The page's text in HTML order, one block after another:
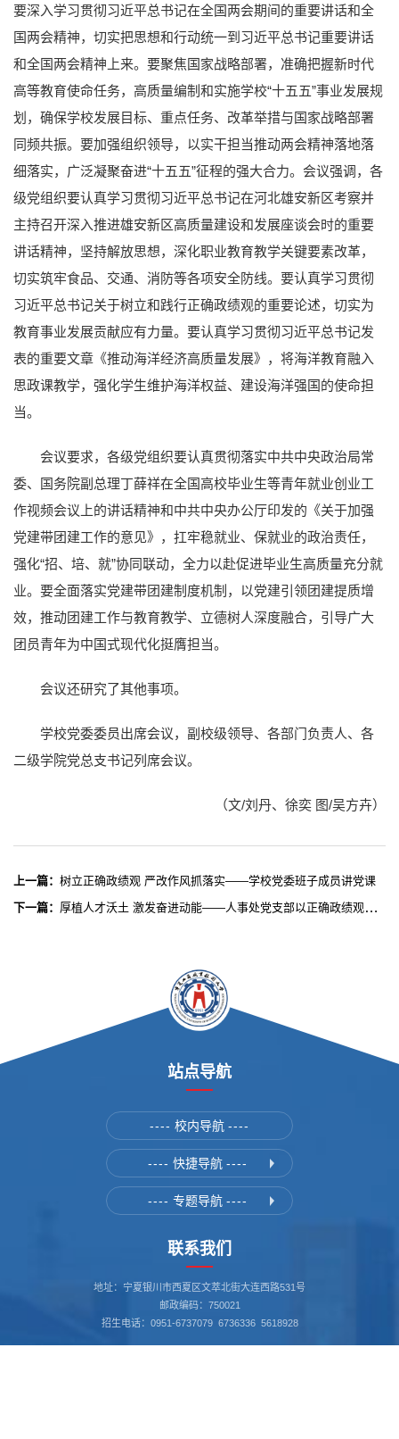
要深入学习贯彻习近平总书记在全国两会期间的重要讲话和全
国两会精神，切实把思想和行动统一到习近平总书记重要讲话
和全国两会精神上来。要聚焦国家战略部署，准确把握新时代
高等教育使命任务，高质量编制和实施学校“十五五”事业发展规
划，确保学校发展目标、重点任务、改革举措与国家战略部署
同频共振。要加强组织领导，以实干担当推动两会精神落地落
细落实，广泛凝聚奋进“十五五”征程的强大合力。会议强调，各
级党组织要认真学习贯彻习近平总书记在河北雄安新区考察并
主持召开深入推进雄安新区高质量建设和发展座谈会时的重要
讲话精神，坚持解放思想，深化职业教育教学关键要素改革，
切实筑牢食品、交通、消防等各项安全防线。要认真学习贯彻
习近平总书记关于树立和践行正确政绩观的重要论述，切实为
教育事业发展贡献应有力量。要认真学习贯彻习近平总书记发
表的重要文章《推动海洋经济高质量发展》，将海洋教育融入
思政课教学，强化学生维护海洋权益、建设海洋强国的使命担
当。
会议要求，各级党组织要认真贯彻落实中共中央政治局常
委、国务院副总理丁薛祥在全国高校毕业生等青年就业创业工
作视频会议上的讲话精神和中共中央办公厅印发的《关于加强
党建带团建工作的意见》，扛牢稳就业、保就业的政治责任，
强化“招、培、就”协同联动，全力以赴促进毕业生高质量充分就
业。要全面落实党建带团建制度机制，以党建引领团建提质增
效，推动团建工作与教育教学、立德树人深度融合，引导广大
团员青年为中国式现代化挺膺担当。
会议还研究了其他事项。
学校党委委员出席会议，副校级领导、各部门负责人、各
二级学院党总支书记列席会议。
（文/刘丹、徐奕 图/吴方卉）‍
上一篇： 树立正确政绩观 严改作风抓落实——学校党委班子成员讲党课
下一篇： 厚植人才沃土 激发奋进动能——人事处党支部以正确政绩观引领高层次人才服务提质增效
站点导航
---- 校内导航 ----
---- 快捷导航 ----
---- 专题导航 ----
联系我们
地址：宁夏银川市西夏区文萃北街大连西路531号
邮政编码：750021
招生电话：0951-6737079 6736336 5618928